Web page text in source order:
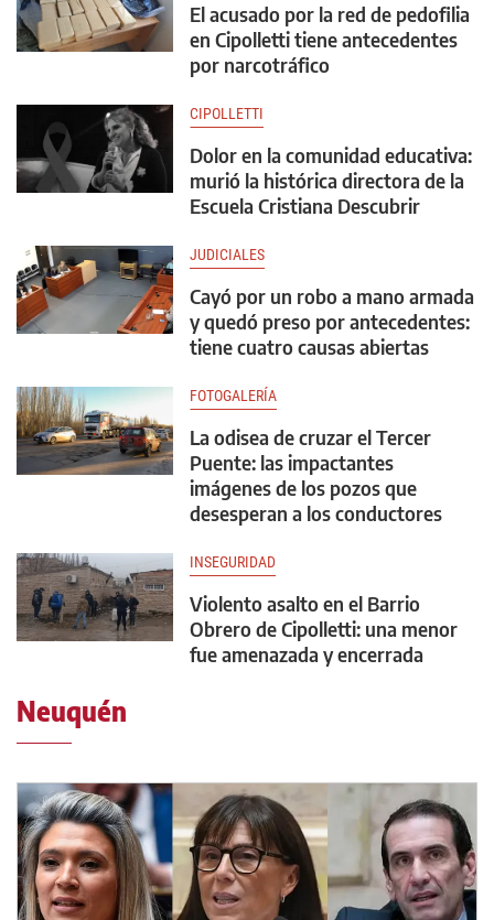
El acusado por la red de pedofilia
en Cipolletti tiene antecedentes
por narcotráfico
CIPOLLETTI
Dolor en la comunidad educativa:
murió la histórica directora de la
Escuela Cristiana Descubrir
JUDICIALES
Cayó por un robo a mano armada
y quedó preso por antecedentes:
tiene cuatro causas abiertas
FOTOGALERÍA
La odisea de cruzar el Tercer
Puente: las impactantes
imágenes de los pozos que
desesperan a los conductores
INSEGURIDAD
Violento asalto en el Barrio
Obrero de Cipolletti: una menor
fue amenazada y encerrada
Neuquén